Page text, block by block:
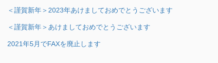
＜謹賀新年＞2023年あけましておめでとうございます
＜謹賀新年＞あけましておめでとうございます
2021年5月でFAXを廃止します